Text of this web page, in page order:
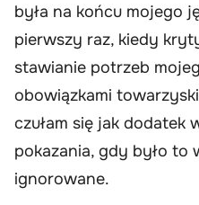
była na końcu mojego
pierwszy raz, kiedy
stawianie potrzeb
obowiązkami
czułam się jak dodatek
pokazania, gdy było to
ignorowane.